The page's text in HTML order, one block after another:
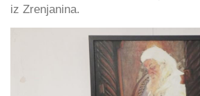
iz Zrenjanina.